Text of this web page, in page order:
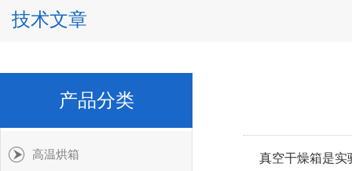
技术文章
真空干燥箱是实
产品分类
高温烘箱